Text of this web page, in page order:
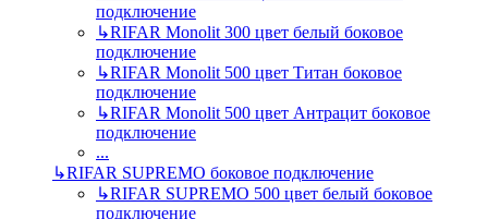
подключение
↳RIFAR Monolit 300 цвет белый боковое
подключение
↳RIFAR Monolit 500 цвет Титан боковое
подключение
↳RIFAR Monolit 500 цвет Антрацит боковое
подключение
...
↳RIFAR SUPREMO боковое подключение
↳RIFAR SUPREMO 500 цвет белый боковое
подключение